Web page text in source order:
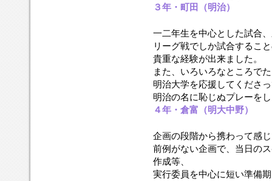
３年・町田（明治）
一二年生を中心とした試合
リーグ戦でしか試合するこ
貴重な経験が出来ました。
また、いろいろなところで
明治大学を応援してくださ
明治の名に恥じぬプレーを
４年・倉富（明大中野）
企画の段階から携わって感
前例がない企画で、当日の
作成等、
実行委員を中心に短い準備